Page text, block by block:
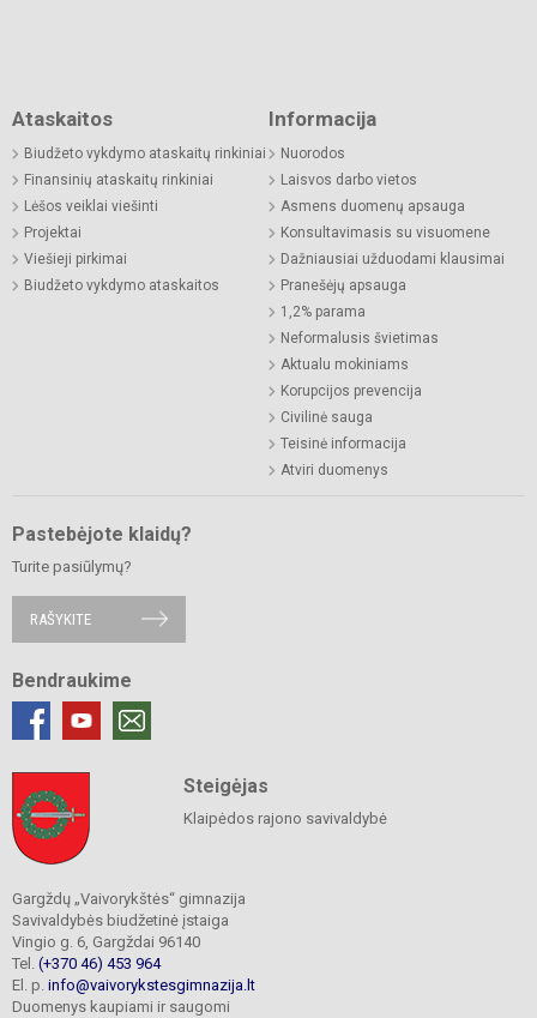
Ataskaitos
Biudžeto vykdymo ataskaitų rinkiniai
Finansinių ataskaitų rinkiniai
Lėšos veiklai viešinti
Projektai
Viešieji pirkimai
Biudžeto vykdymo ataskaitos
Informacija
Nuorodos
Laisvos darbo vietos
Asmens duomenų apsauga
Konsultavimasis su visuomene
Dažniausiai užduodami klausimai
Pranešėjų apsauga
1,2% parama
Neformalusis švietimas
Aktualu mokiniams
Korupcijos prevencija
Civilinė sauga
Teisinė informacija
Atviri duomenys
Pastebėjote klaidų?
Turite pasiūlymų?
RAŠYKITE
Bendraukime
Steigėjas
Klaipėdos rajono savivaldybė
Gargždų „Vaivorykštės“ gimnazija
Savivaldybės biudžetinė įstaiga
Vingio g. 6, Gargždai 96140
Tel. (+370 46) 453 964
El. p. info@vaivorykstesgimnazija.lt
Duomenys kaupiami ir saugomi